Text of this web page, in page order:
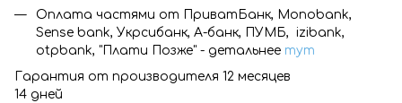
Оплата частями от ПриватБанк, Monobank,
Sense bank, Укрсибанк, А-банк, ПУМБ, izibank,
otpbank, "Плати Позже" - детальнее тут
Гарантия от производителя 12 месяцев
14 дней